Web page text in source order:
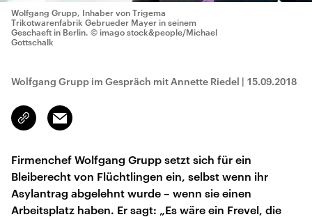
Wolfgang Grupp, Inhaber von Trigema
Trikotwarenfabrik Gebrueder Mayer in seinem
Geschaeft in Berlin. © imago stock&people/Michael
Gottschalk
Wolfgang Grupp im Gespräch mit Annette Riedel | 15.09.2018
Link
kopieren/teilen
Email
Firmenchef Wolfgang Grupp setzt sich für ein
Bleiberecht von Flüchtlingen ein, selbst wenn ihr
Asylantrag abgelehnt wurde – wenn sie einen
Arbeitsplatz haben. Er sagt: „Es wäre ein Frevel, die